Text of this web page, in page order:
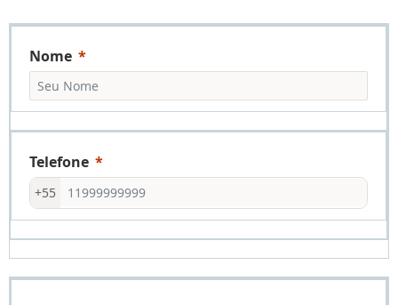
Nome
Telefone
+55